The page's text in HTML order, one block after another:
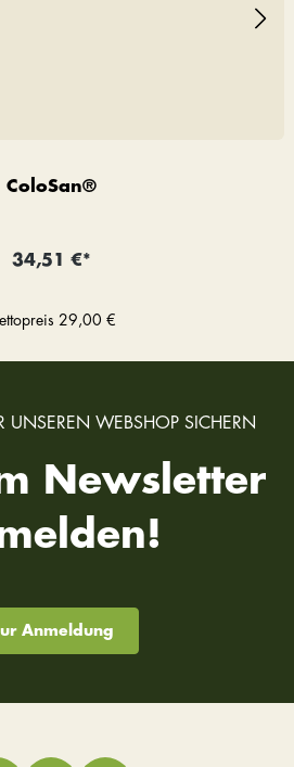
ColoSan®
34,51 €*
29,00 €
UNSEREN WEBSHOP SICHERN
Newsletter
Anmeldung